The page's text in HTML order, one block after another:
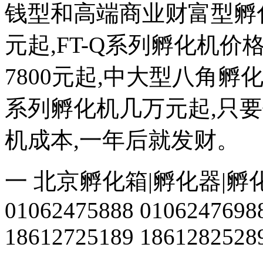
钱型和高端商业财富型
元起,FT-Q系列孵化机价
7800元起,中大型八角孵
系列孵化机几万元起,只
机成本,一年后就发财。
一 北京孵化箱|孵化器|孵
01062475888
18612725189